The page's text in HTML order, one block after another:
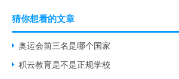
猜你想看的文章
奥运会前三名是哪个国家
积云教育是不是正规学校